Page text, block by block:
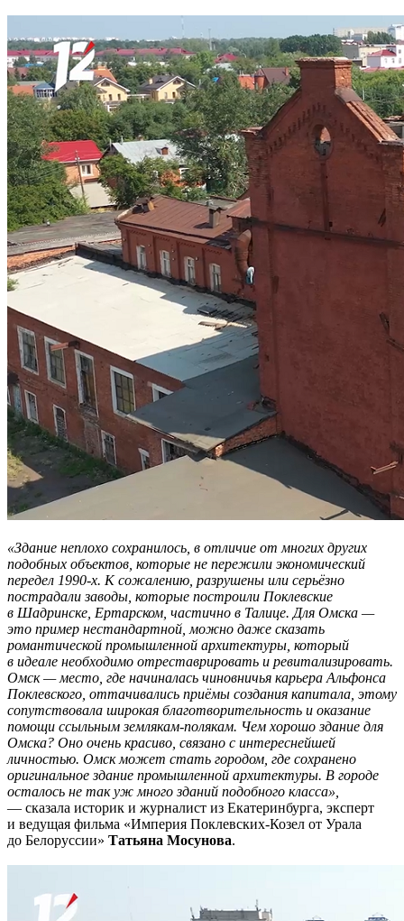
«Здание неплохо сохранилось, в отличие от многих других
подобных объектов, которые не пережили экономический
передел 1990-х. К сожалению, разрушены или серьёзно
пострадали заводы, которые построили Поклевские
в Шадринске, Ертарском, частично в Талице. Для Омска —
это пример нестандартной, можно даже сказать
романтической промышленной архитектуры, который
в идеале необходимо отреставрировать и ревитализировать.
Омск — место, где начиналась чиновничья карьера Альфонса
Поклевского, оттачивались приёмы создания капитала, этому
сопутствовала широкая благотворительность и оказание
помощи ссыльным землякам-полякам. Чем хорошо здание для
Омска? Оно очень красиво, связано с интереснейшей
личностью. Омск может стать городом, где сохранено
оригинальное здание промышленной архитектуры. В городе
осталось не так уж много зданий подобного класса»,
— сказала историк и журналист из Екатеринбурга, эксперт
и ведущая фильма «Империя Поклевских-Козел от Урала
до Белоруссии» Татьяна Мосунова.